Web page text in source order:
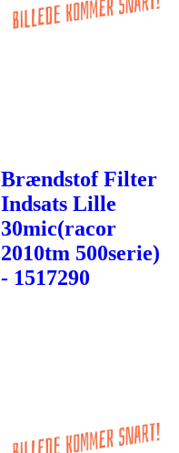
Brændstof Filter
Indsats Lille
30mic(racor
2010tm 500serie)
- 1517290